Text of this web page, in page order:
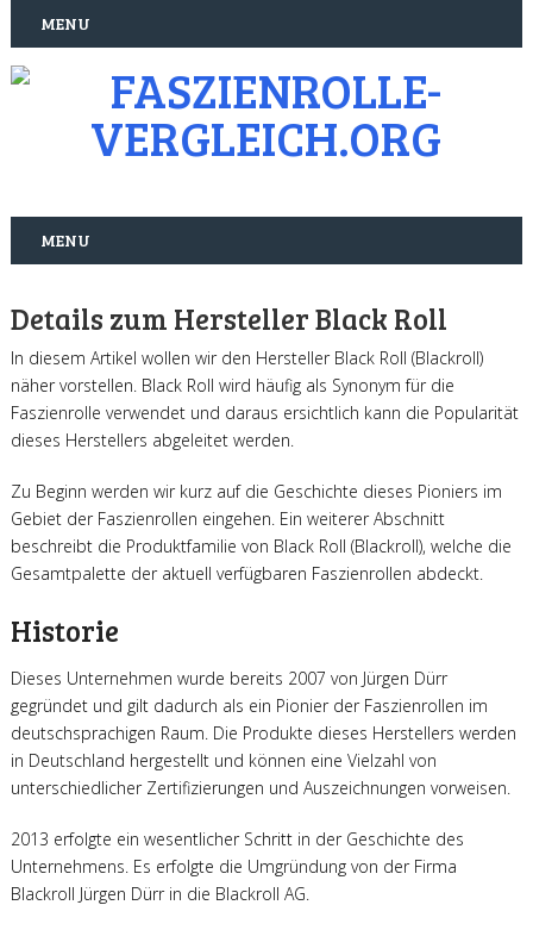
MENU
MENU
Details zum Hersteller Black Roll
In diesem Artikel wollen wir den Hersteller Black Roll (Blackroll)
näher vorstellen. Black Roll wird häufig als Synonym für die
Faszienrolle verwendet und daraus ersichtlich kann die Popularität
dieses Herstellers abgeleitet werden.
Zu Beginn werden wir kurz auf die Geschichte dieses Pioniers im
Gebiet der Faszienrollen eingehen. Ein weiterer Abschnitt
beschreibt die Produktfamilie von Black Roll (Blackroll), welche die
Gesamtpalette der aktuell verfügbaren Faszienrollen abdeckt.
Historie
Dieses Unternehmen wurde bereits 2007 von Jürgen Dürr
gegründet und gilt dadurch als ein Pionier der Faszienrollen im
deutschsprachigen Raum. Die Produkte dieses Herstellers werden
in Deutschland hergestellt und können eine Vielzahl von
unterschiedlicher Zertifizierungen und Auszeichnungen vorweisen.
2013 erfolgte ein wesentlicher Schritt in der Geschichte des
Unternehmens. Es erfolgte die Umgründung von der Firma
Blackroll Jürgen Dürr in die Blackroll AG.